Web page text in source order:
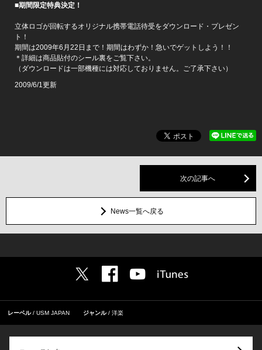
■期間限定特典決定！
立体ロゴが回転するオリジナル携帯電話待受をダウンロード・プレゼン
ト！
期間は2009年6月22日まで！期間はわずか！急いでゲットしよう！！
＊詳細は商品貼付のシール裏をご覧下さい。
（ダウンロードは一部機種には対応しておりません。ご了承下さい）
2009/6/1更新
次の記事へ
News一覧へ戻る
レーベル USM JAPAN ジャンル 洋楽